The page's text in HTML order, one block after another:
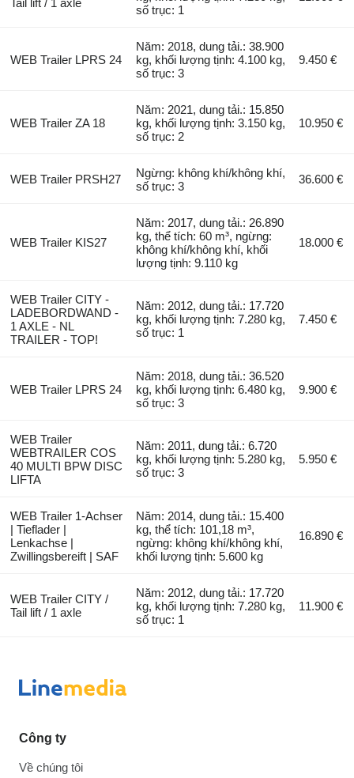
Tail lift / 1 axle
số trục: 1
WEB Trailer LPRS 24
Năm: 2018, dung tải.: 38.900
kg, khối lượng tịnh: 4.100 kg,
số trục: 3
9.450 €
WEB Trailer ZA 18
Năm: 2021, dung tải.: 15.850
kg, khối lượng tịnh: 3.150 kg,
số trục: 2
10.950 €
WEB Trailer PRSH27
Ngừng: không khí/không khí,
số trục: 3
36.600 €
WEB Trailer KIS27
Năm: 2017, dung tải.: 26.890
kg, thể tích: 60 m³, ngừng:
không khí/không khí, khối
lượng tịnh: 9.110 kg
18.000 €
WEB Trailer CITY -
LADEBORDWAND -
1 AXLE - NL
TRAILER - TOP!
Năm: 2012, dung tải.: 17.720
kg, khối lượng tịnh: 7.280 kg,
số trục: 1
7.450 €
WEB Trailer LPRS 24
Năm: 2018, dung tải.: 36.520
kg, khối lượng tịnh: 6.480 kg,
số trục: 3
9.900 €
WEB Trailer
WEBTRAILER COS
40 MULTI BPW DISC
LIFTA
Năm: 2011, dung tải.: 6.720
kg, khối lượng tịnh: 5.280 kg,
số trục: 3
5.950 €
WEB Trailer 1-Achser
| Tieflader |
Lenkachse |
Zwillingsbereift | SAF
Năm: 2014, dung tải.: 15.400
kg, thể tích: 101,18 m³,
ngừng: không khí/không khí,
khối lượng tịnh: 5.600 kg
16.890 €
WEB Trailer CITY /
Tail lift / 1 axle
Năm: 2012, dung tải.: 17.720
kg, khối lượng tịnh: 7.280 kg,
số trục: 1
11.900 €
Công ty
Về chúng tôi